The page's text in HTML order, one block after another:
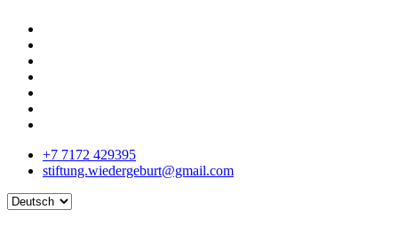
+7 7172 429395
stiftung.wiedergeburt@gmail.com
Language